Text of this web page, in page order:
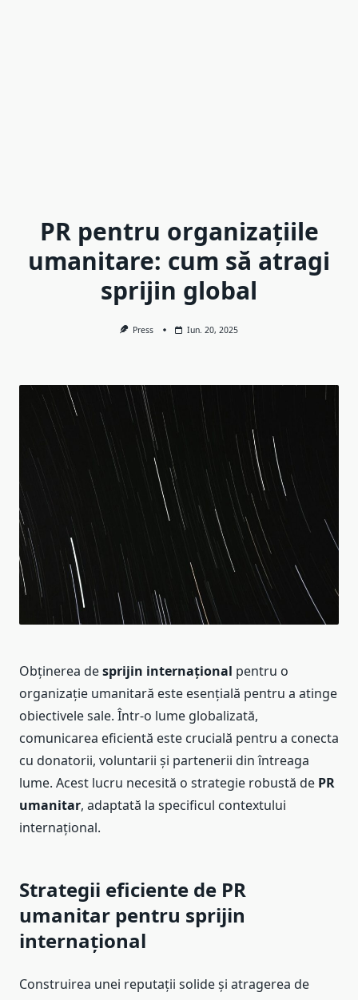
PR pentru organizațiile
umanitare: cum să atragi
sprijin global
Press Iun. 20, 2025
Obținerea desprijin internațional pentru o
organizație umanitară este esențială pentru a atinge
obiectivele sale. Într-o lume globalizată,
comunicarea eficientă este crucială pentru a conecta
cu donatorii, voluntarii și partenerii din întreaga
lume. Acest lucru necesită o strategie robustă de PR
umanitar, adaptată la specificul contextului
internațional.
Strategii eficiente de PR
umanitar pentru sprijin
internațional
Construirea unei reputații solide și atragerea de